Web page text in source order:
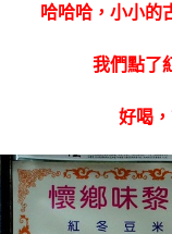
哈哈哈，小小的
我們點了
好喝